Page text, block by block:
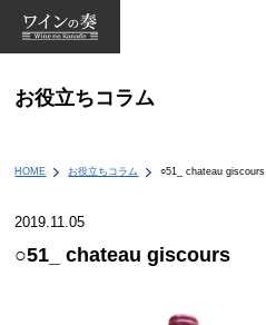
お役立ちコラム
HOME お役立ちコラム ○51_ chateau giscours
2019.11.05
○51_ chateau giscours